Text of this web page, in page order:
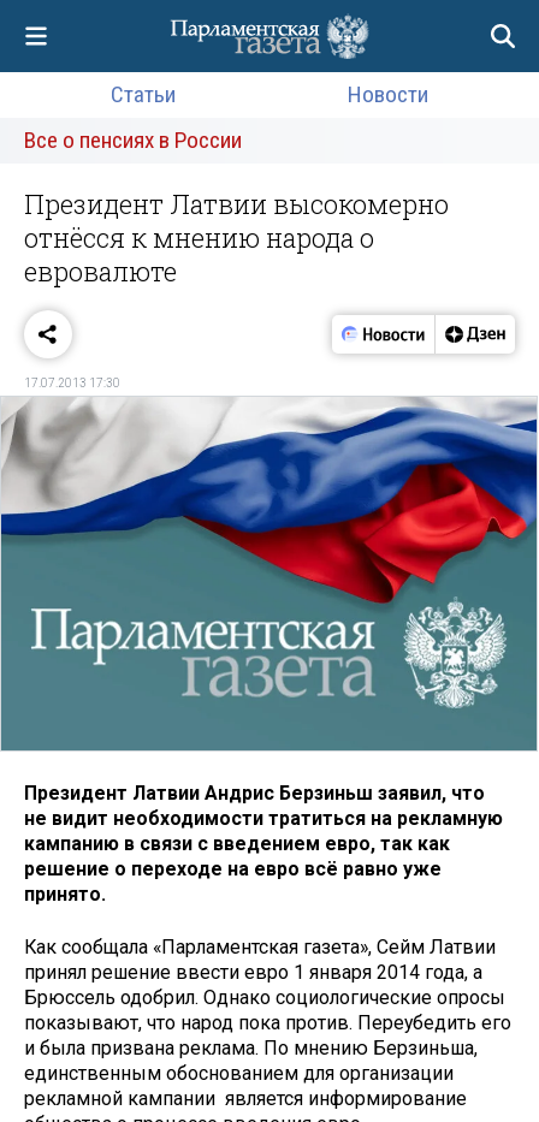
Статьи
Новости
Все о пенсиях в России
Президент Латвии высокомерно
отнёсся к мнению народа о
евровалюте
17.07.2013 17:30
Президент Латвии Андрис Берзиньш заявил, что
не видит необходимости тратиться на рекламную
кампанию в связи с введением евро, так как
решение о переходе на евро всё равно уже
принято.
Как сообщала «Парламентская газета», Сейм Латвии
принял решение ввести евро 1 января 2014 года, а
Брюссель одобрил. Однако социологические опросы
показывают, что народ пока против. Переубедить его
и была призвана реклама. По мнению Берзиньша,
единственным обоснованием для организации
рекламной кампании является информирование